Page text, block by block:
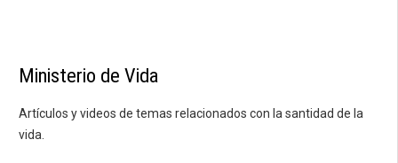
Ministerio de Vida
Artículos y videos de temas relacionados con la santidad de la
vida.